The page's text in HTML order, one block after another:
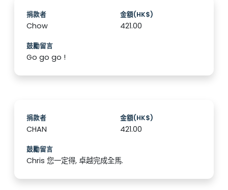
捐款者
Chow
金額(HK$)
421.00
鼓勵留言
Go go go !
捐款者
CHAN
金額(HK$)
421.00
鼓勵留言
Chris 您一定得, 卓越完成全馬.